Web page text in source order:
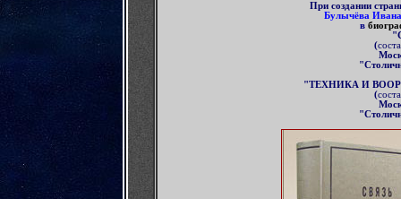
При создании
Булычёва
в
(
"ТЕХНИКА И
(